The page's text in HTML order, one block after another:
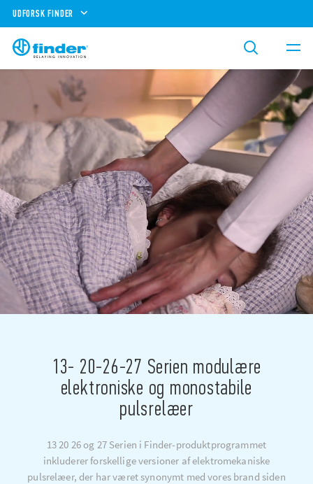
UDFORSK FINDER
13- 20-26-27 Serien modulære
elektroniske og monostabile
pulsrelæer
13 20 26 og 27 Serien i Finder-produktprogrammet
inkluderer forskellige versioner af elektromekaniske
pulsrelæer, der har været synonymt med vores brand siden